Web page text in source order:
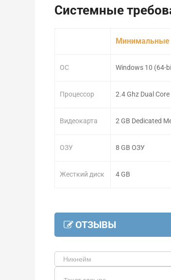
Системные
ОС
Процессор
Видеокарта
ОЗУ
Жесткий диск
Минимальные
Windows 10 (64-
2.4 Ghz Dual Core
2 GB Dedicated
8 GB ОЗУ
4 GB
ОТЗЫВЫ